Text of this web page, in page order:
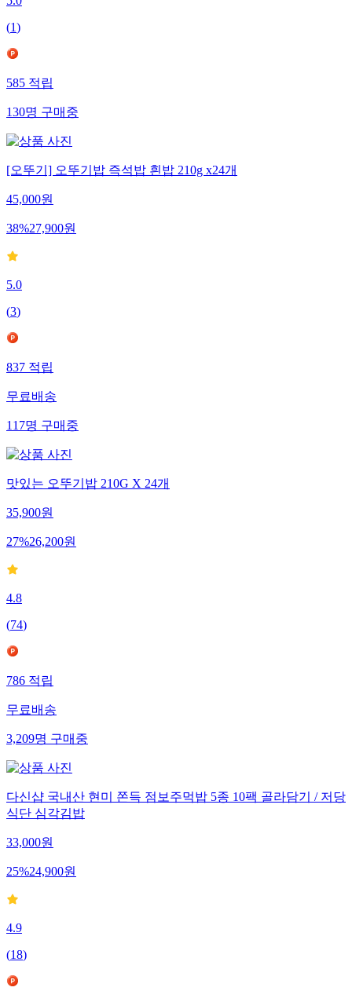
5.0
(1)
585적립
130명구매중
[오뚜기] 오뚜기밥 즉석밥 흰밥 210g x24개
45,000원
38%27,900원
5.0
(3)
837적립
무료배송
117명구매중
맛있는 오뚜기밥 210G X 24개
35,900원
27%26,200원
4.8
(74)
786적립
무료배송
3,209명구매중
다신샵 국내산 현미 쫀득 점보주먹밥 5종 10팩 골라담기 / 저당
식단 심각김밥
33,000원
25%24,900원
4.9
(18)